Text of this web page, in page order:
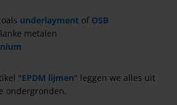
underlayment of OSB
metalen
"EPDM lijmen" leggen we alles uit
ondergronden.